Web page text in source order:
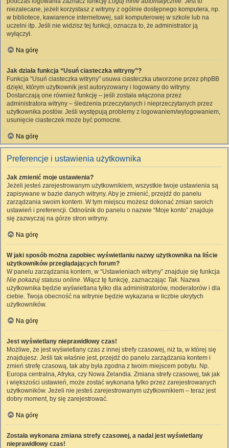
niezalecane, jeżeli korzystasz z witryny z ogólnie dostępnego komputera, np.
w bibliotece, kawiarence internetowej, sali komputerowej w szkole lub na
uczelni itp. Jeśli nie widzisz tej funkcji, oznacza to, że administrator ją
wyłączył.
Na górę
Jak działa funkcja “Usuń ciasteczka witryny”?
Funkcja “Usuń ciasteczka witryny” usuwa ciasteczka utworzone przez phpBB
dzięki, którym użytkownik jest autoryzowany i logowany do witryny.
Dostarczają one również funkcję – jeśli została włączona przez
administratora witryny – śledzenia przeczytanych i nieprzeczytanych przez
użytkownika postów. Jeśli występują problemy z logowaniem/wylogowaniem,
usunięcie ciasteczek może być pomocne.
Na górę
Preferencje i ustawienia użytkownika
Jak zmienić moje ustawienia?
Jeżeli jesteś zarejestrowanym użytkownikiem, wszystkie twoje ustawienia są
zapisywane w bazie danych witryny. Aby je zmienić, przejdź do panelu
zarządzania swoim kontem. W tym miejscu możesz dokonać zmian swoich
ustawień i preferencji. Odnośnik do panelu o nazwie “Moje konto” znajduje
się zazwyczaj na górze stron witryny.
Na górę
W jaki sposób można zapobiec wyświetlaniu nazwy użytkownika na liście
użytkowników przeglądających forum?
W panelu zarządzania kontem, w “Ustawieniach witryny” znajduje się funkcja
Nie pokazuj statusu online. Włącz tę funkcję, zaznaczając Tak. Nazwa
użytkownika będzie wyświetlana tylko dla administratorów, moderatorów i dla
ciebie. Twoja obecność na witrynie będzie wykazana w liczbie ukrytych
użytkowników.
Na górę
Jest wyświetlany nieprawidłowy czas!
Możliwe, że jest wyświetlany czas z innej strefy czasowej, niż ta, w której się
znajdujesz. Jeśli tak właśnie jest, przejdź do panelu zarządzania kontem i
zmień strefę czasową, tak aby była zgodna z twoim miejscem pobytu. Np.
Europa centralna, Afryka, czy Nowa Zelandia. Zmiana strefy czasowej, tak jak
i większości ustawień, może zostać wykonana tylko przez zarejestrowanych
użytkowników. Jeżeli nie jesteś zarejestrowanym użytkownikiem – teraz jest
dobry moment, by się zarejestrować.
Na górę
Została wykonana zmiana strefy czasowej, a nadal jest wyświetlany
nieprawidłowy czas!